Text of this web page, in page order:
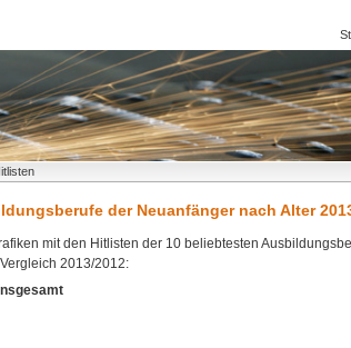
der Neuanfänger nach Alter
mit den Hitlisten der 10 beliebtesten
2013/2012: